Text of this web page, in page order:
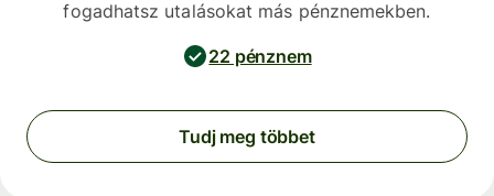
fogadhatsz utalásokat más pénznemekben.
22 pénznem
Tudj meg többet